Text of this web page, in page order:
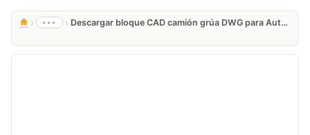
› ••• › Descargar bloque CAD camión grúa DWG para AutoCAD